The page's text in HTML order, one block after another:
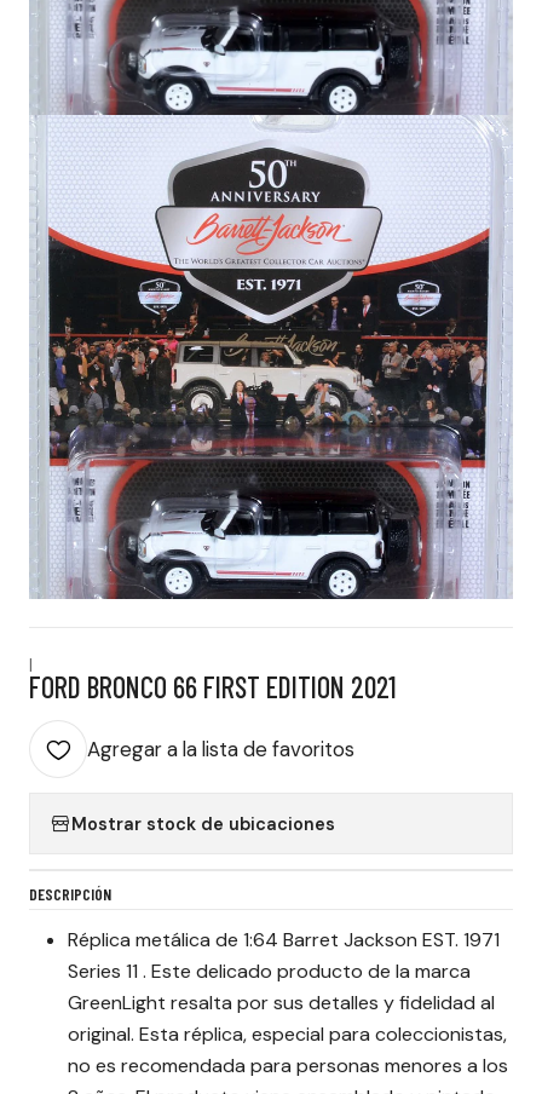
|
FORD BRONCO 66 FIRST EDITION 2021
Agregar a la lista de favoritos
Mostrar stock de ubicaciones
DESCRIPCIÓN
Réplica metálica de 1:64 Barret Jackson EST. 1971
Series 11 . Este delicado producto de la marca
GreenLight resalta por sus detalles y fidelidad al
original. Esta réplica, especial para coleccionistas,
no es recomendada para personas menores a los